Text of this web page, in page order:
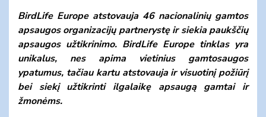
BirdLife Europe atstovauja 46 nacionalinių gamtos
apsaugos organizacijų partnerystę ir siekia paukščių
apsaugos užtikrinimo. BirdLife Europe tinklas yra
unikalus, nes apima vietinius gamtosaugos
ypatumus, tačiau kartu atstovauja ir visuotinį požiūrį
bei siekį užtikrinti ilgalaikę apsaugą gamtai ir
žmonėms.